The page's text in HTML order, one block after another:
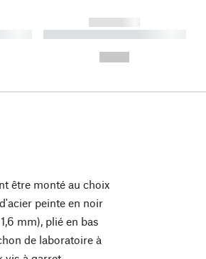
------------
----------- ----------- ----------
être monté au choix
peinte en noir
mm), plié en bas
de laboratoire à